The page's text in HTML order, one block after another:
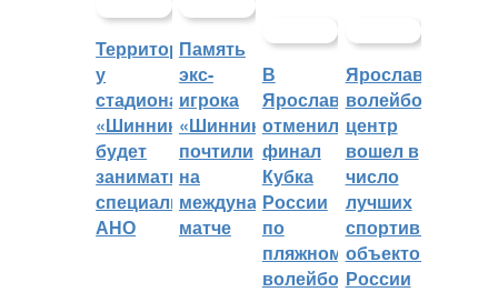
Территорией
у
стадиона
«Шинник»
будет
заниматься
специальное
АНО
Память
экс-
игрока
«Шинника»
почтили
на
международном
матче
В
Ярославле
отменили
финал
Кубка
России
по
пляжному
волейболу
Ярославский
волейбольный
центр
вошел в
число
лучших
спортивных
объектов
России